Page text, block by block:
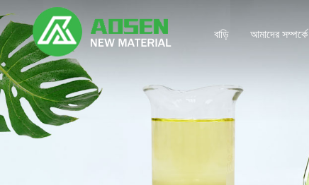
বাড়ি আমাদের সম্পর্কে